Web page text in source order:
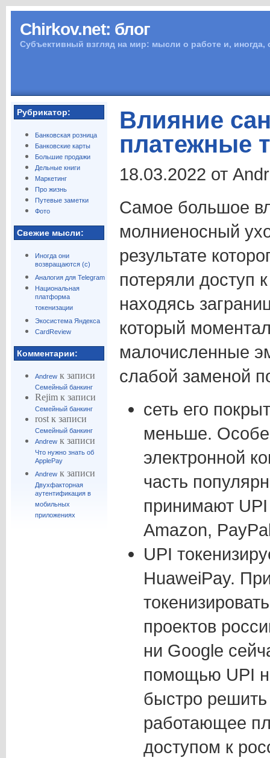
Chirkov.net: блог
Субъективный взгляд на мир: мысли о работе и,
Рубрикатор:
Банковская розница
Банковские карты
Большие продажи
Дельные книги
Маркетинг
Про жизнь
Путевые заметки
Фото
Свежие мысли:
Иногда они
возвращаются (с)
Аналогия для Telegram
Национальная
платформа
токенизации
Экосистема Яндекса
CardReview
Комментарии:
Andrewк записи
Семейный банкинг
Rejimк записи
Семейный банкинг
rostк записи
Семейный банкинг
Andrewк записи
Что нужно знать об
ApplePay
Andrewк записи
Двухфакторная
аутентификация в
мобильных
приложениях
Влияние
платежные
18.03.2022 от
Самое большое
молниеносный
результате
потеряли доступ
находясь
который
малочисленные
слабой заменой
сеть его
меньше.
электронной
часть
принимают
Amazon,
UPI
HuaweiPay.
проектов
ни Google
помощью UPI
быстро решить
работающее
доступом к